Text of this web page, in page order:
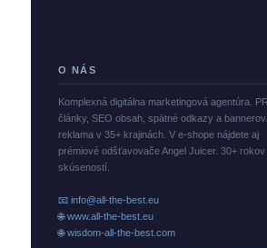
O NÁS
Komplexná digitálna marketingová agentúra. PR
články, SEO obsah, spätné odkazy a
reklama v 35+ krajinách. V e-shope nájdete aj
prémiové odšťavovače Angel Juicer. 30+ rokov
skúseností.
📧 info@all-the-best.eu
🌐 www.all-the-best.eu
🌐 wisdom-all-the-best.com